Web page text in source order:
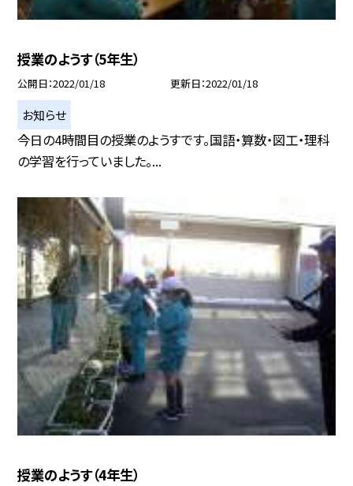
授業のようす（5年生）
公開日 2022/01/18 更新日 2022/01/18
お知らせ
今日の4時間目の授業のようすです。国語・算数・図工・理科
の学習を行っていました。...
授業のようす（4年生）